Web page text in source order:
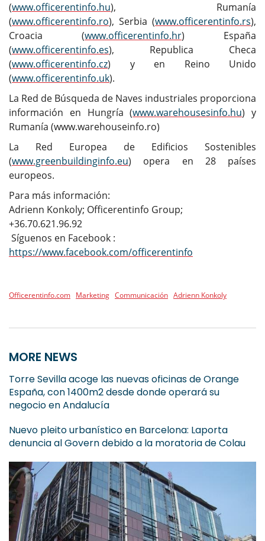
(www.officerentinfo.hu), Rumanía
(www.officerentinfo.ro), Serbia (www.officerentinfo.rs),
Croacia (www.officerentinfo.hr) España
(www.officerentinfo.es), Republica Checa
(www.officerentinfo.cz) y en Reino Unido
(www.officerentinfo.uk).
La Red de Búsqueda de Naves industriales proporciona
información en Hungría (www.warehousesinfo.hu) y
Rumanía (www.warehouseinfo.ro)
La Red Europea de Edificios Sostenibles
(www.greenbuildinginfo.eu) opera en 28 países
europeos.
Para más información:
Adrienn Konkoly; Officerentinfo Group;
+36.70.621.96.92
Síguenos en Facebook :
https://www.facebook.com/officerentinfo
Officerentinfo.com Marketing Communicación Adrienn Konkoly
MORE NEWS
Torre Sevilla acoge las nuevas oficinas de Orange
España, con 1400m2 desde donde operará su
negocio en Andalucía
Nuevo pleito urbanístico en Barcelona: Laporta
denuncia al Govern debido a la moratoria de Colau